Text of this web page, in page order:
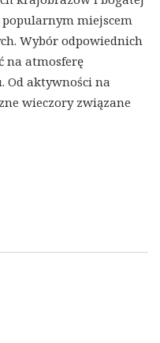
miejscem
Wybór odpowiednich
na atmosferę
Od aktywności na
wieczory związane